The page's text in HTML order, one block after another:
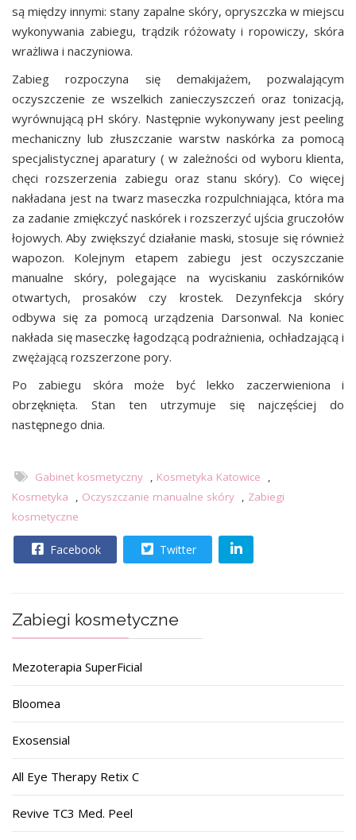
są między innymi: stany zapalne skóry, opryszczka w miejscu
wykonywania zabiegu, trądzik różowaty i ropowiczy, skóra
wrażliwa i naczyniowa.
Zabieg rozpoczyna się demakijażem, pozwalającym
oczyszczenie ze wszelkich zanieczyszczeń oraz tonizacją,
wyrównującą pH skóry. Następnie wykonywany jest peeling
mechaniczny lub złuszczanie warstw naskórka za pomocą
specjalistycznej aparatury ( w zależności od wyboru klienta,
chęci rozszerzenia zabiegu oraz stanu skóry). Co więcej
nakładana jest na twarz maseczka rozpulchniająca, która ma
za zadanie zmiękczyć naskórek i rozszerzyć ujścia gruczołów
łojowych. Aby zwiększyć działanie maski, stosuje się również
wapozon. Kolejnym etapem zabiegu jest oczyszczanie
manualne skóry, polegające na wyciskaniu zaskórników
otwartych, prosaków czy krostek. Dezynfekcja skóry
odbywa się za pomocą urządzenia Darsonwal. Na koniec
nakłada się maseczkę łagodzącą podrażnienia, ochładzającą i
zwężającą rozszerzone pory.
Po zabiegu skóra może być lekko zaczerwieniona i
obrzęknięta. Stan ten utrzymuje się najczęściej do
następnego dnia.
Gabinet kosmetyczny , Kosmetyka Katowice
,
Kosmetyka
, Oczyszczanie manualne skóry , Zabiegi
kosmetyczne
Facebook Twitter
Zabiegi kosmetyczne
Mezoterapia SuperFicial
Bloomea
Exosensial
All Eye Therapy Retix C
Revive TC3 Med. Peel